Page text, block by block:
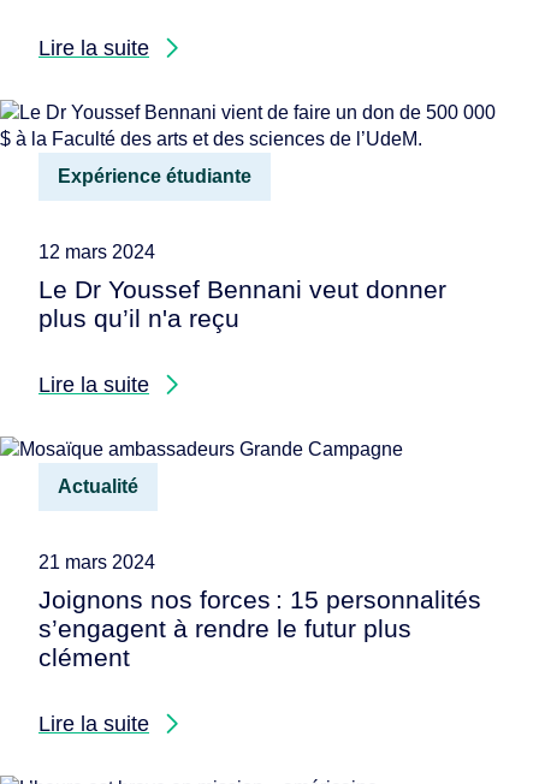
Lire la suite
Expérience étudiante
12 mars 2024
Le Dr Youssef Bennani veut donner
plus qu’il n'a reçu
Lire la suite
Actualité
21 mars 2024
Joignons nos forces : 15 personnalités
s’engagent à rendre le futur plus
clément
Lire la suite